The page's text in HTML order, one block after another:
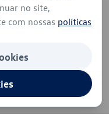
no site,
com nossas políticas